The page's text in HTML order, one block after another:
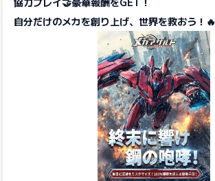
自分だけのメカを創り上げ、世界を救おう！🔥